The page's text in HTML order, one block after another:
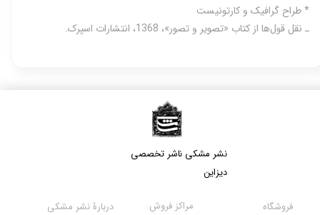
* طراح گرافیک و کارتونیست
ـ نقل قول‌ها از کتاب «تصویر و تصور»، 1368، انتشارات اسپرک.
نشر مشکی​​​​​​​ ناشر تخصصی
دیزاین
مراکز فروش
فروشگاه
دربارۀ نشر مشکی